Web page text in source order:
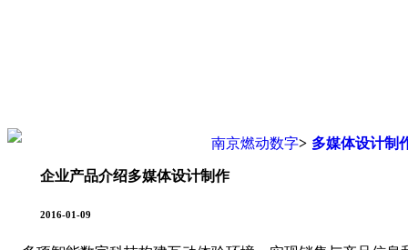
南京燃动数字> 多媒体设计制
企业产品介绍多媒体设计制作
2016-01-09